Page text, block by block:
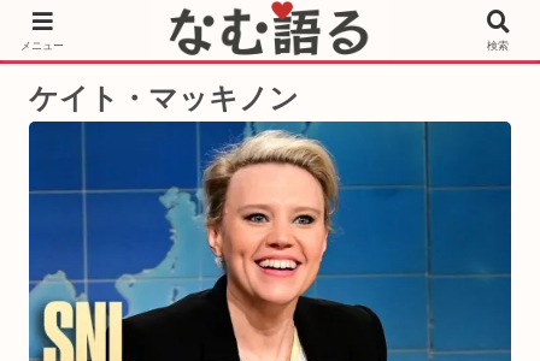
［PR］Prime Video もっと観るならサブスクリプション
ケイト・マッキノン
メニュー 検索